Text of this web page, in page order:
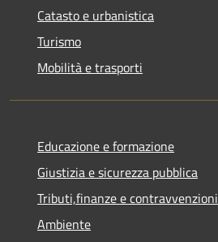
Catasto e urbanistica
Turismo
Mobilità e trasporti
Educazione e formazione
Giustizia e sicurezza pubblica
Tributi,finanze e contravvenzioni
Ambiente